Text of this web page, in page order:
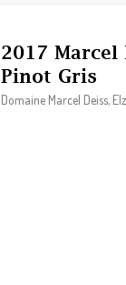
2017 Marcel
Pinot Gris
Domaine Marcel Deiss,